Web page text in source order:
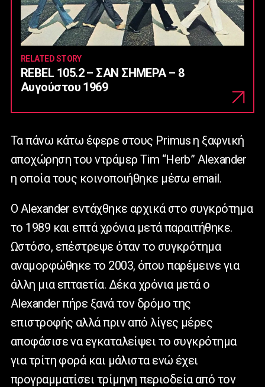
RELATED STORY
REBEL 105.2 – ΣΑΝ ΣΗΜΕΡΑ – 8
Αυγούστου 1969
Τα πάνω κάτω έφερε στους Primus η ξαφνική
αποχώρηση του ντράμερ Tim “Herb” Alexander
η οποία τους κοινοποιήθηκε μέσω email.
Ο Alexander εντάχθηκε αρχικά στο συγκρότημα
το 1989 και επτά χρόνια μετά παραιτήθηκε.
Ωστόσο, επέστρεψε όταν το συγκρότημα
αναμορφώθηκε το 2003, όπου παρέμεινε για
άλλη μια επταετία. Δέκα χρόνια μετά ο
Alexander πήρε ξανά τον δρόμο της
επιστροφής αλλά πριν από λίγες μέρες
αποφάσισε να εγκαταλείψει το συγκρότημα
για τρίτη φορά και μάλιστα ενώ έχει
προγραμματίσει τρίμηνη περιοδεία από τον